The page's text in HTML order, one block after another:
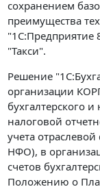
сохранением
преимущества
"1С:Предприятие
"Такси".
Решение
организации
бухгалтерского
налоговой
учета
НФО), в
счетов
Положению о